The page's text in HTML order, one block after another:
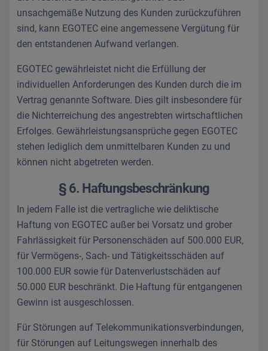
unsachgemäße Nutzung des Kunden zurückzuführen
sind, kann EGOTEC eine angemessene Vergütung für
den entstandenen Aufwand verlangen.
EGOTEC gewährleistet nicht die Erfüllung der
individuellen Anforderungen des Kunden durch die im
Vertrag genannte Software. Dies gilt insbesondere für
die Nichterreichung des angestrebten wirtschaftlichen
Erfolges. Gewährleistungsansprüche gegen EGOTEC
stehen lediglich dem unmittelbaren Kunden zu und
können nicht abgetreten werden.
§ 6. Haftungsbeschränkung
In jedem Falle ist die vertragliche wie deliktische
Haftung von EGOTEC außer bei Vorsatz und grober
Fahrlässigkeit für Personenschäden auf 500.000 EUR,
für Vermögens-, Sach- und Tätigkeitsschäden auf
100.000 EUR sowie für Datenverlustschäden auf
50.000 EUR beschränkt. Die Haftung für entgangenen
Gewinn ist ausgeschlossen.
Für Störungen auf Telekommunikationsverbindungen,
für Störungen auf Leitungswegen innerhalb des